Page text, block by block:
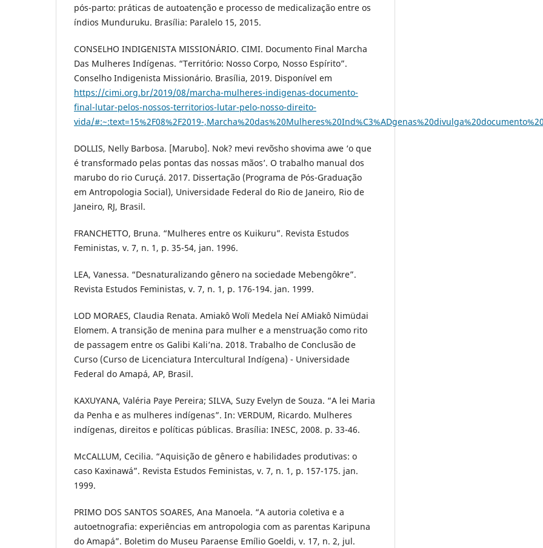
pós-parto: práticas de autoatenção e processo de medicalização entre os
índios Munduruku. Brasília: Paralelo 15, 2015.
CONSELHO INDIGENISTA MISSIONÁRIO. CIMI. Documento Final Marcha
Das Mulheres Indígenas. “Território: Nosso Corpo, Nosso Espírito”.
Conselho Indigenista Missionário. Brasília, 2019. Disponível em
https://cimi.org.br/2019/08/marcha-mulheres-indigenas-documento-
final-lutar-pelos-nossos-territorios-lutar-pelo-nosso-direito-
vida/#:~:text=15%2F08%2F2019-
DOLLIS, Nelly Barbosa. [Marubo]. Nok? mevi revõsho shovima awe ‘o que
é transformado pelas pontas das nossas mãos’. O trabalho manual dos
marubo do rio Curuçá. 2017. Dissertação (Programa de Pós-Graduação
em Antropologia Social), Universidade Federal do Rio de Janeiro, Rio de
Janeiro, RJ, Brasil.
FRANCHETTO, Bruna. “Mulheres entre os Kuikuru”. Revista Estudos
Feministas, v. 7, n. 1, p. 35-54, jan. 1996.
LEA, Vanessa. “Desnaturalizando gênero na sociedade Mebengôkre”.
Revista Estudos Feministas, v. 7, n. 1, p. 176-194. jan. 1999.
LOD MORAES, Claudia Renata. Amiakô Wolï Medela Neí AMiakô Nimüdai
Elomem. A transição de menina para mulher e a menstruação como rito
de passagem entre os Galibi Kali’na. 2018. Trabalho de Conclusão de
Curso (Curso de Licenciatura Intercultural Indígena) - Universidade
Federal do Amapá, AP, Brasil.
KAXUYANA, Valéria Paye Pereira; SILVA, Suzy Evelyn de Souza. “A lei Maria
da Penha e as mulheres indígenas”. In: VERDUM, Ricardo. Mulheres
indígenas, direitos e políticas públicas. Brasília: INESC, 2008. p. 33-46.
McCALLUM, Cecilia. “Aquisição de gênero e habilidades produtivas: o
caso Kaxinawá”. Revista Estudos Feministas, v. 7, n. 1, p. 157-175. jan.
1999.
PRIMO DOS SANTOS SOARES, Ana Manoela. “A autoria coletiva e a
autoetnografia: experiências em antropologia com as parentas Karipuna
do Amapá”. Boletim do Museu Paraense Emílio Goeldi, v. 17, n. 2, jul.